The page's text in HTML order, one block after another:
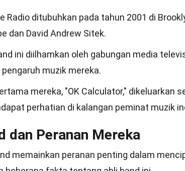
Radio ditubuhkan pada tahun 2001 di
dan David Andrew Sitek.
ini diilhamkan oleh gabungan media
muzik mereka.
mereka, "OK Calculator," dikeluarkan
perhatian di kalangan peminat muzik
dan Peranan Mereka
memainkan peranan penting dalam